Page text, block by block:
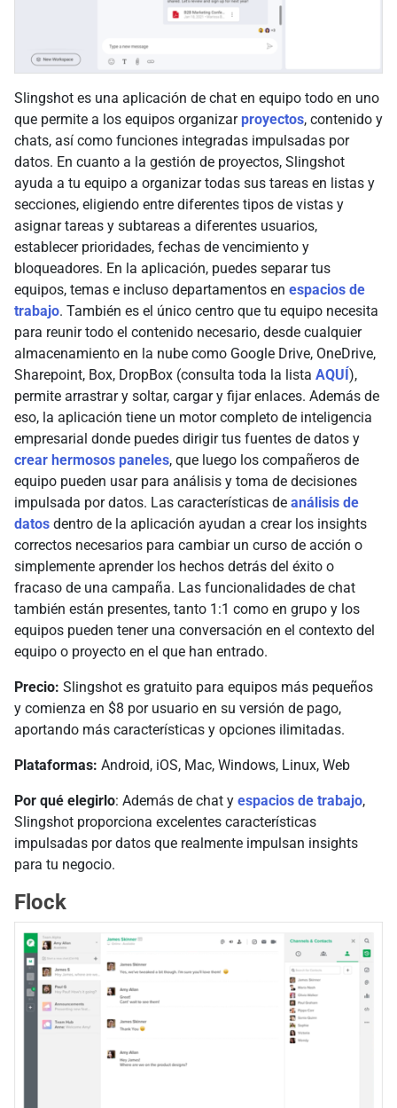
Slingshot es una aplicación de chat en equipo todo en uno
que permite a los equipos organizarproyectos, contenido y
chats, así como funciones integradas impulsadas por
datos. En cuanto a la gestión de proyectos, Slingshot
ayuda a tu equipo a organizar todas sus tareas en listas y
secciones, eligiendo entre diferentes tipos de vistas y
asignar tareas y subtareas a diferentes usuarios,
establecer prioridades, fechas de vencimiento y
bloqueadores. En la aplicación, puedes separar tus
equipos, temas e incluso departamentos en espacios de
trabajo. También es el único centro que tu equipo necesita
para reunir todo el contenido necesario, desde cualquier
almacenamiento en la nube como Google Drive, OneDrive,
Sharepoint, Box, DropBox (consulta toda la lista AQUÍ),
permite arrastrar y soltar, cargar y fijar enlaces. Además de
eso, la aplicación tiene un motor completo de inteligencia
empresarial donde puedes dirigir tus fuentes de datos y
crear hermosos paneles, que luego los compañeros de
equipo pueden usar para análisis y toma de decisiones
impulsada por datos. Las características de análisis de
datos dentro de la aplicación ayudan a crear los insights
correctos necesarios para cambiar un curso de acción o
simplemente aprender los hechos detrás del éxito o
fracaso de una campaña. Las funcionalidades de chat
también están presentes, tanto 1:1 como en grupo y los
equipos pueden tener una conversación en el contexto del
equipo o proyecto en el que han entrado.
Precio: Slingshot es gratuito para equipos más pequeños
y comienza en $8 por usuario en su versión de pago,
aportando más características y opciones ilimitadas.
Plataformas: Android, iOS, Mac, Windows, Linux, Web
Por qué elegirlo: Además de chat y espacios de trabajo,
Slingshot proporciona excelentes características
impulsadas por datos que realmente impulsan insights
para tu negocio.
Flock